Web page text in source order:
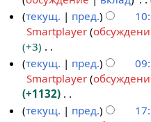
к
и
р
а
в
к
и
и
я
п
р
а
в
к
и
с
а
н
и
я
п
р
а
я
2
п
и
с
а
н
и
я
п
т
о
п
и
с
а
н
и
8
я
2
Н
е
т
о
п
и
с
е
а
текущ. пред.
Smartplayer
+3
Н
е
т
о
текущ. пред.
Smartplayer
+1132
Нтекущ. пред.